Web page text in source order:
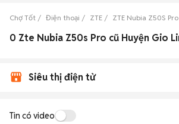
Chợ Tốt Điện thoại ZTE ZTE Nubia Z50S Pro
Siêu thị điện tử
Tin có video